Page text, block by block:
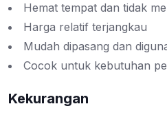
Hemat tempat dan tidak
Harga relatif terjangkau
Mudah dipasang dan
Cocok untuk kebutuhan
Kekurangan